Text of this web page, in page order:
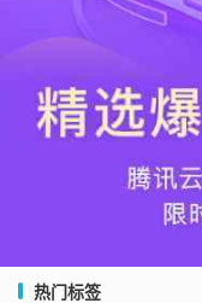
热门标签